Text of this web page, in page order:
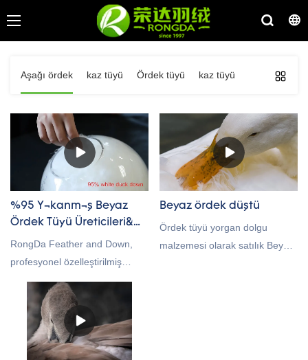
Aşağı ördek kaz tüyü Ördek tüyü kaz tüyü
%95 Yıkanmış Beyaz
Ördek Tüyü Üreticileri&
Tedarikçi
RongDa Feather and Down,
profesyonel özelleştirilmiş
hizmet çözümleri sağlayabilir,
bir kuş tüyü üreticisi ve
tedarikçisi olarak Çin'den bir
tedarikçidir. Beyaz ördek
tüyümüzün %95'i fabrikada
Beyaz ördek düştü
Ördek tüyü yorgan dolgu
malzemesi olarak satılık Beyaz